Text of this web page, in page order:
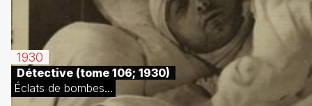
1930
Détective (tome 106; 1930)
Éclats de bombes...